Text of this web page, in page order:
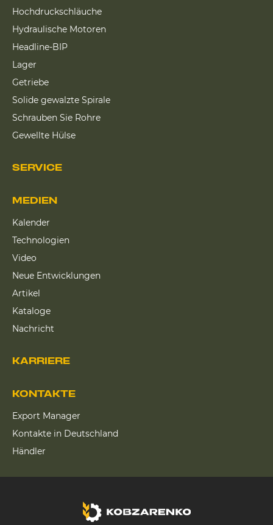
Hochdruckschläuche
Hydraulische Motoren
Headline-BIP
Lager
Getriebe
Solide gewalzte Spirale
Schrauben Sie Rohre
Gewellte Hülse
SERVICE
KARRIERE
MEDIEN
Kalender
Technologien
Video
Neue Entwicklungen
Artikel
Kataloge
Nachricht
KONTAKTE
Export Manager
Kontakte in Deutschland
Händler